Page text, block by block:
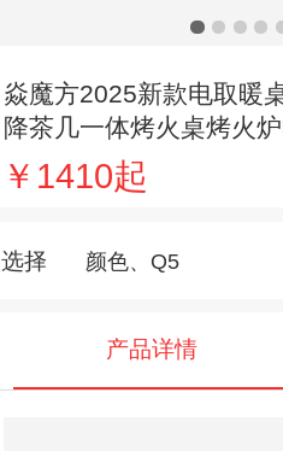
焱魔方2025新款电取暖
降茶几一体烤火桌烤火
￥1410起
选择 颜色、Q5
产品详情